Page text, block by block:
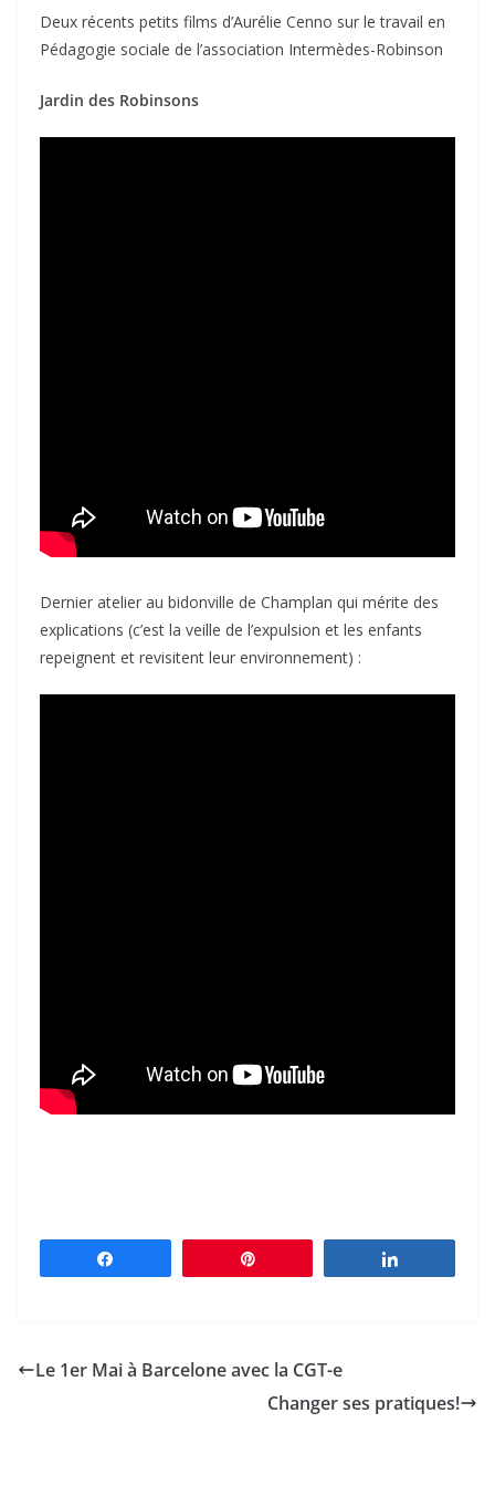
Deux récents petits films d’Aurélie Cenno sur le travail en
Pédagogie sociale de l’association Intermèdes-Robinson
Jardin des Robinsons
Dernier atelier au bidonville de Champlan qui mérite des
explications (c’est la veille de l’expulsion et les enfants
repeignent et revisitent leur environnement) :
Le 1er Mai à Barcelone avec la CGT-e
Changer ses pratiques!